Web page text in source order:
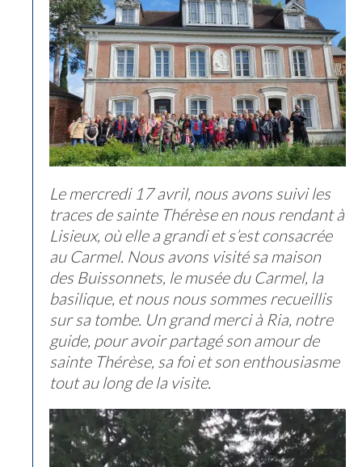
Le mercredi 17 avril, nous avons suivi les
traces de sainte Thérèse en nous rendant à
Lisieux, où elle a grandi et s’est consacrée
au Carmel. Nous avons visité sa maison
des Buissonnets, le musée du Carmel, la
basilique, et nous nous sommes recueillis
sur sa tombe. Un grand merci à Ria, notre
guide, pour avoir partagé son amour de
sainte Thérèse, sa foi et son enthousiasme
tout au long de la visite.